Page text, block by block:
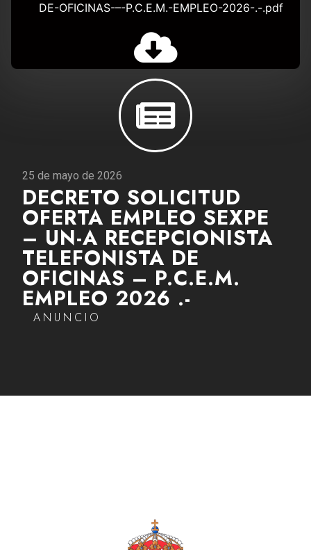
25 de mayo de 2026
DECRETO SOLICITUD
OFERTA EMPLEO SEXPE
– UN-A RECEPCIONISTA
TELEFONISTA DE
OFICINAS – P.C.E.M.
EMPLEO 2026 .-
ANUNCIO
DE-OFICINAS-–-P.C.E.M.-EMPLEO-2026-.-.pdf